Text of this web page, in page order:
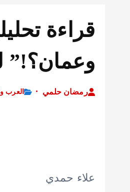
قراءة
وعمان؟!”
رمضان حلمي العرب
علاء حمدي